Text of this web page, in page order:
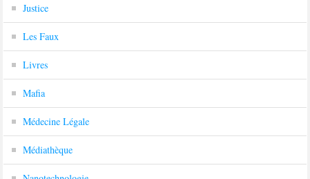
Justice
Les Faux
Livres
Mafia
Médecine Légale
Médiathèque